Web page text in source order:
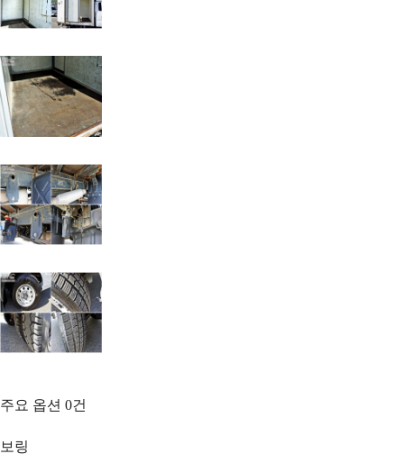
주요 옵션 0건
보링